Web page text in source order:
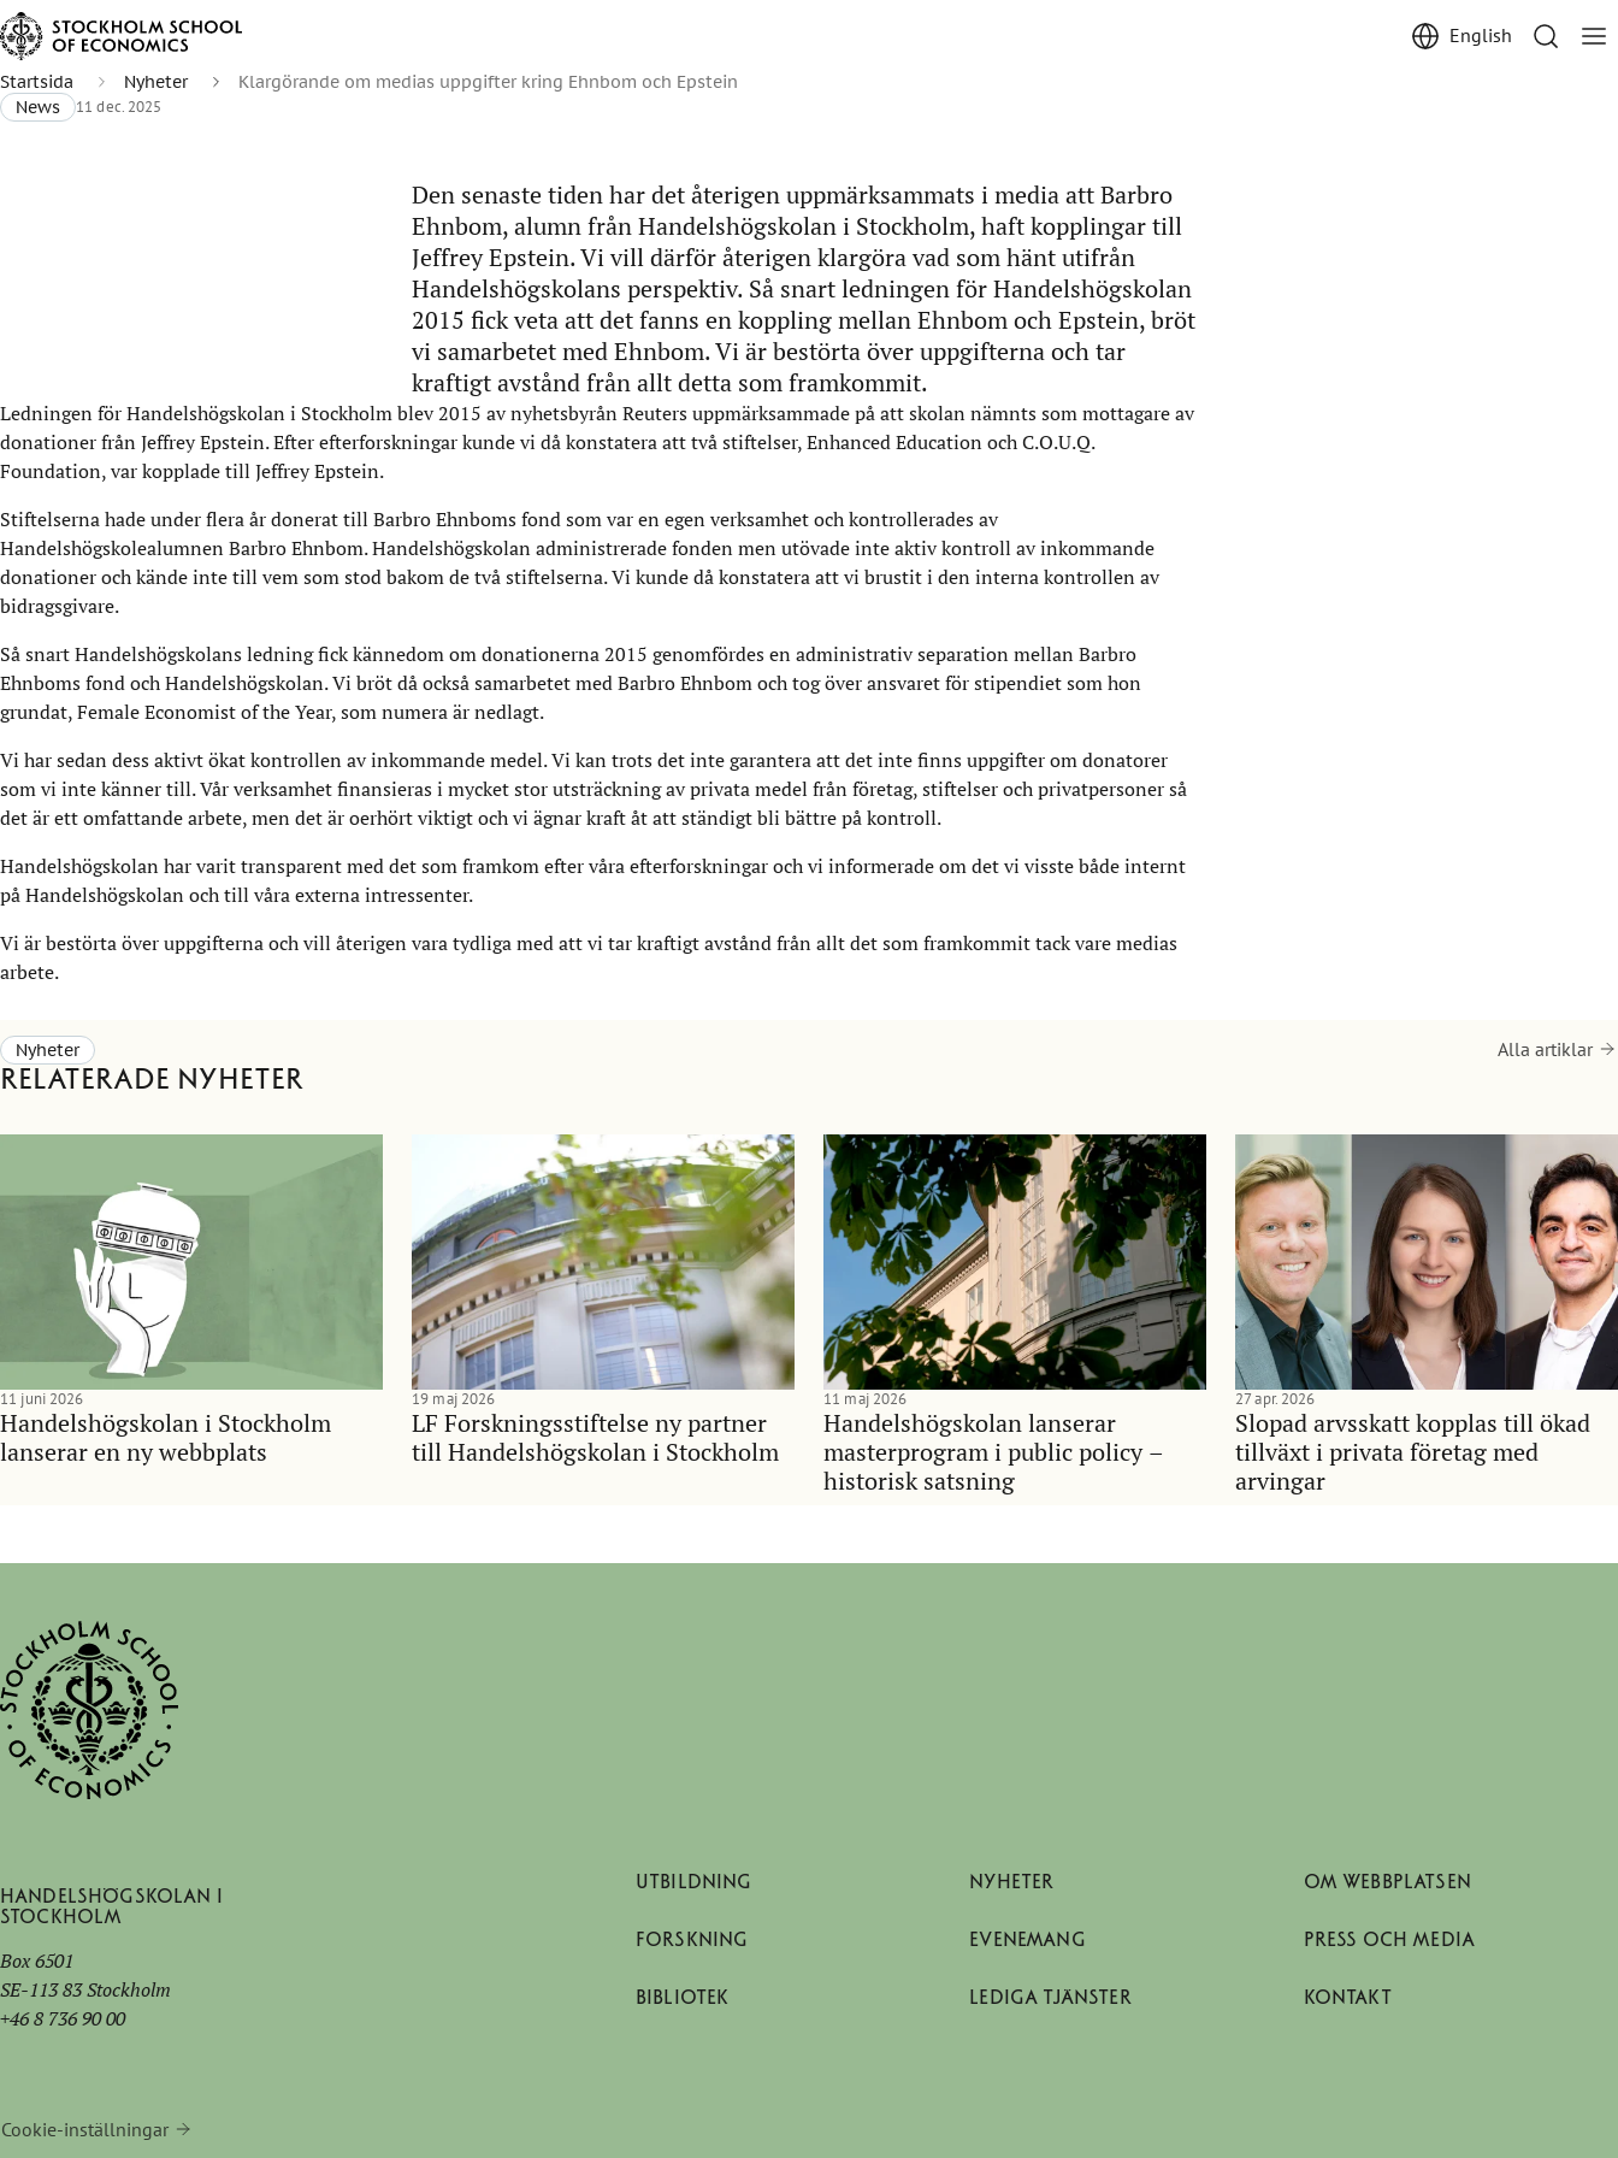
English
Startsida Nyheter
Klargörande om medias uppgifter kring Ehnbom och Epstein
News
11 dec. 2025
Den senaste tiden har det återigen uppmärksammats i media att Barbro
Ehnbom, alumn från Handelshögskolan i Stockholm, haft kopplingar till
Jeffrey Epstein. Vi vill därför återigen klargöra vad som hänt utifrån
Handelshögskolans perspektiv. Så snart ledningen för Handelshögskolan
2015 fick veta att det fanns en koppling mellan Ehnbom och Epstein, bröt
vi samarbetet med Ehnbom. Vi är bestörta över uppgifterna och tar
kraftigt avstånd från allt detta som framkommit.
Ledningen för Handelshögskolan i Stockholm blev 2015 av nyhetsbyrån Reuters uppmärksammade på att skolan nämnts som mottagare av
donationer från Jeffrey Epstein. Efter efterforskningar kunde vi då konstatera att två stiftelser, Enhanced Education och C.O.U.Q.
Foundation, var kopplade till Jeffrey Epstein.
Stiftelserna hade under flera år donerat till Barbro Ehnboms fond som var en egen verksamhet och kontrollerades av
Handelshögskolealumnen Barbro Ehnbom. Handelshögskolan administrerade fonden men utövade inte aktiv kontroll av inkommande
donationer och kände inte till vem som stod bakom de två stiftelserna. Vi kunde då konstatera att vi brustit i den interna kontrollen av
bidragsgivare.
Så snart Handelshögskolans ledning fick kännedom om donationerna 2015 genomfördes en administrativ separation mellan Barbro
Ehnboms fond och Handelshögskolan. Vi bröt då också samarbetet med Barbro Ehnbom och tog över ansvaret för stipendiet som hon
grundat, Female Economist of the Year, som numera är nedlagt.
Vi har sedan dess aktivt ökat kontrollen av inkommande medel. Vi kan trots det inte garantera att det inte finns uppgifter om donatorer
som vi inte känner till. Vår verksamhet finansieras i mycket stor utsträckning av privata medel från företag, stiftelser och privatpersoner så
det är ett omfattande arbete, men det är oerhört viktigt och vi ägnar kraft åt att ständigt bli bättre på kontroll.
Handelshögskolan har varit transparent med det som framkom efter våra efterforskningar och vi informerade om det vi visste både internt
på Handelshögskolan och till våra externa intressenter.
Vi är bestörta över uppgifterna och vill återigen vara tydliga med att vi tar kraftigt avstånd från allt det som framkommit tack vare medias
arbete.
Nyheter
Relaterade nyheter
Alla artiklar
Handelshögskolan i Stockholm
lanserar en ny webbplats
11 juni 2026
LF Forskningsstiftelse ny partner
till Handelshögskolan i Stockholm
19 maj 2026
Handelshögskolan lanserar
masterprogram i public policy –
historisk satsning
11 maj 2026
Slopad arvsskatt kopplas till ökad
tillväxt i privata företag med
arvingar
27 apr. 2026
Handelshögskolan i
Stockholm
Box 6501
SE-113 83 Stockholm
+46 8 736 90 00
Cookie-inställningar
UTBILDNING
FORSKNING
BIBLIOTEK
NYHETER
EVENEMANG
LEDIGA TJÄNSTER
OM WEBBPLATSEN
PRESS OCH MEDIA
KONTAKT